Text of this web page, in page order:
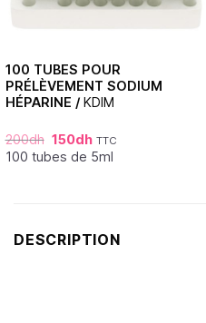
100 TUBES POUR
PRÉLÈVEMENT SODIUM
HÉPARINE / KDIM
200dh 150dh TTC
100 tubes de 5ml
DESCRIPTION